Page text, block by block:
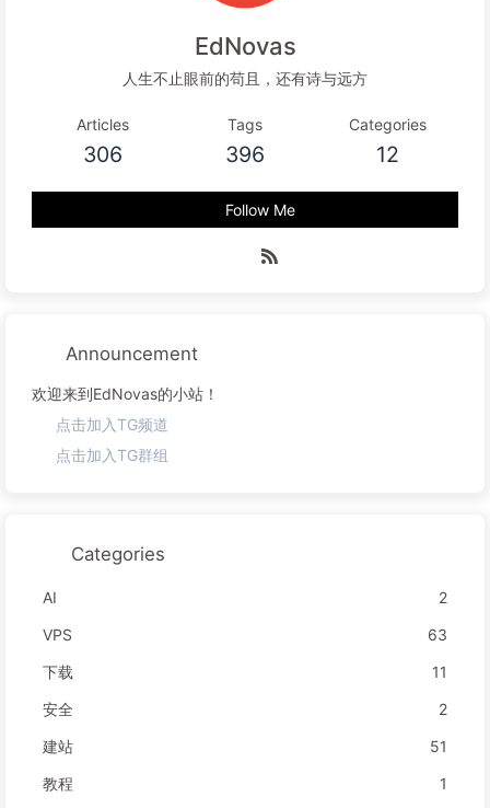
EdNovas
人生不止眼前的苟且，还有诗与远方
Articles
306
Tags
396
Categories
12
Follow Me
Announcement
欢迎来到EdNovas的小站！
点击加入TG频道
点击加入TG群组
Categories
AI
2
VPS
63
下载
11
安全
2
建站
51
教程
1